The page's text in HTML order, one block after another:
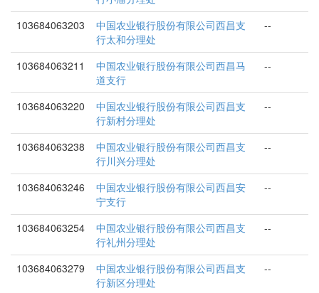
103684063203
中国农业银行股份有限公司西昌支
行太和分理处
--
103684063211
中国农业银行股份有限公司西昌马
道支行
--
103684063220
中国农业银行股份有限公司西昌支
行新村分理处
--
103684063238
中国农业银行股份有限公司西昌支
行川兴分理处
--
103684063246
中国农业银行股份有限公司西昌安
宁支行
--
103684063254
中国农业银行股份有限公司西昌支
行礼州分理处
--
103684063279
中国农业银行股份有限公司西昌支
行新区分理处
--